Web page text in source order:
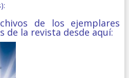
de los ejemplares
de la revista desde aquí: